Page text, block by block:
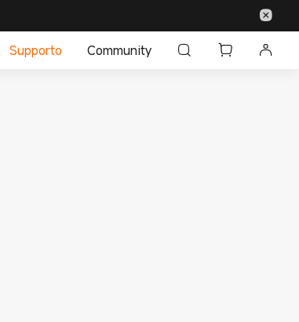
Supporto Community